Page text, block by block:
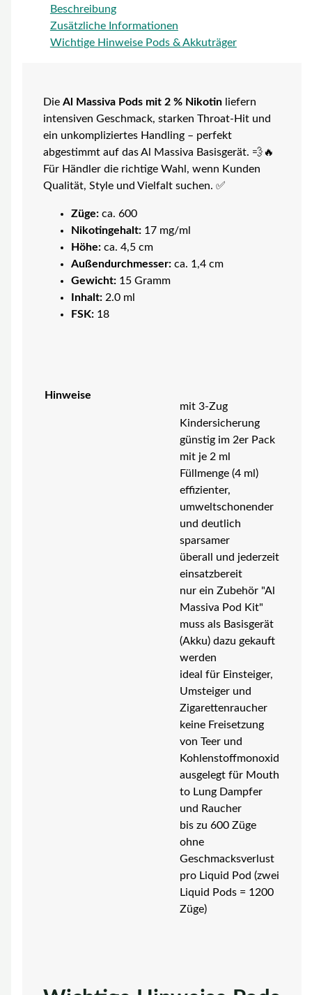
Beschreibung
Zusätzliche Informationen
Wichtige Hinweise Pods & Akkuträger
Die Al Massiva Pods mit 2 % Nikotinliefern
intensiven Geschmack, starken Throat-Hit und
ein unkompliziertes Handling – perfekt
abgestimmt auf das Al Massiva Basisgerät. 💨🔥
Für Händler die richtige Wahl, wenn Kunden
Qualität, Style und Vielfalt suchen. ✅
Züge: ca. 600
Nikotingehalt:17 mg/ml
Höhe:ca. 4,5 cm
Außendurchmesser: ca. 1,4 cm
Gewicht:15 Gramm
Inhalt:2.0 ml
FSK: 18
Hinweise
mit 3-Zug
Kindersicherung
günstig im 2er Pack
mit je 2 ml
Füllmenge (4 ml)
effizienter,
umweltschonender
und deutlich
sparsamer
überall und jederzeit
einsatzbereit
nur ein Zubehör "Al
Massiva Pod Kit"
muss als Basisgerät
(Akku) dazu gekauft
werden
ideal für Einsteiger,
Umsteiger und
Zigarettenraucher
keine Freisetzung
von Teer und
Kohlenstoffmonoxid
ausgelegt für Mouth
to Lung Dampfer
und Raucher
bis zu 600 Züge
ohne
Geschmacksverlust
pro Liquid Pod (zwei
Liquid Pods = 1200
Züge)